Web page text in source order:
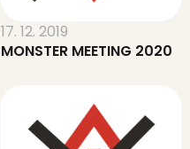
17. 12. 2019
MONSTER MEETING 2020